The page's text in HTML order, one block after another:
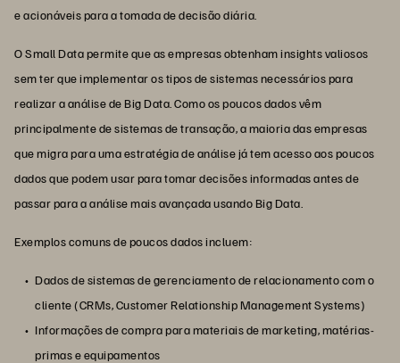
e acionáveis para a tomada de decisão diária.
O Small Data permite que as empresas obtenham insights valiosos
sem ter que implementar os tipos de sistemas necessários para
realizar a análise de Big Data. Como os poucos dados vêm
principalmente de sistemas de transação, a maioria das empresas
que migra para uma estratégia de análise já tem acesso aos poucos
dados que podem usar para tomar decisões informadas antes de
passar para a análise mais avançada usando Big Data.
Exemplos comuns de poucos dados incluem:
Dados de sistemas de gerenciamento de relacionamento com o
cliente (CRMs, Customer Relationship Management Systems)
Informações de compra para materiais de marketing, matérias-
primas e equipamentos